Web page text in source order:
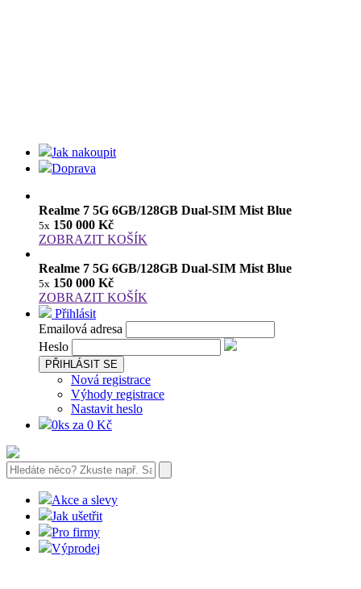
Jak nakoupit
Doprava
Realme 7 5G 6GB/128GB Dual-SIM Mist Blue
5x 150 000 Kč
ZOBRAZIT KOŠÍK
Realme 7 5G 6GB/128GB Dual-SIM Mist Blue
5x 150 000 Kč
ZOBRAZIT KOŠÍK
Přihlásit
Emailová adresa
Heslo
PŘIHLÁSIT SE
Nová registrace
Výhody registrace
Nastavit heslo
0ks za 0 Kč
Akce a slevy
Jak ušetřit
Pro firmy
Výprodej